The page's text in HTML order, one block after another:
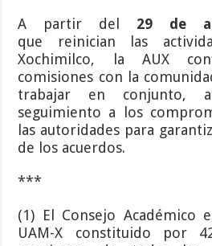
A partir del 29 de
que reinician las
Xochimilco, la AUX
comisiones con la
trabajar en conjunto,
seguimiento a los
las autoridades para
de los acuerdos.
***
(1) El Consejo Académico
UAM-X constituido por